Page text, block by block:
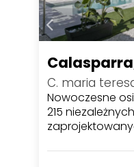
C. maria
Nowoczesne
215